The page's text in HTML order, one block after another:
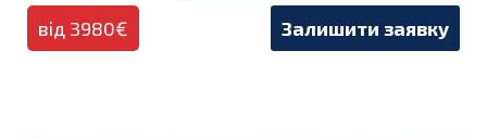
від 3980€ Залишити заявку